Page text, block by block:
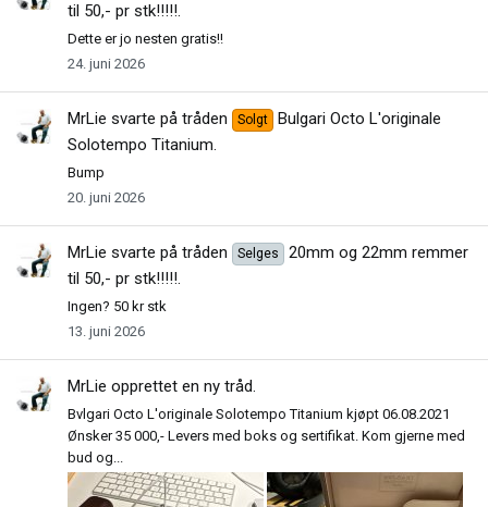
til 50,- pr stk!!!!!.
Dette er jo nesten gratis!!
24. juni 2026
MrLie svarte på tråden Solgt
Bulgari Octo L'originale
Solotempo Titanium.
Bump
20. juni 2026
MrLie svarte på tråden Selges
20mm og 22mm remmer
til 50,- pr stk!!!!!.
Ingen? 50 kr stk
13. juni 2026
MrLie opprettet en ny tråd.
Bvlgari Octo L'originale Solotempo Titanium kjøpt 06.08.2021
Ønsker 35 000,- Levers med boks og sertifikat. Kom gjerne med
bud og...